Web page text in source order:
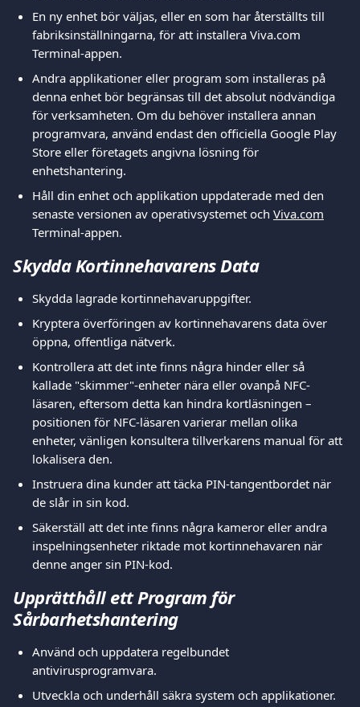
En ny enhet bör väljas, eller en som har återställts till
fabriksinställningarna, för att installera Viva.com
Terminal-appen.
Andra applikationer eller program som installeras på
denna enhet bör begränsas till det absolut nödvändiga
för verksamheten. Om du behöver installera annan
programvara, använd endast den officiella Google Play
Store eller företagets angivna lösning för
enhetshantering.
Håll din enhet och applikation uppdaterade med den
senaste versionen av operativsystemet och Viva.com
Terminal-appen.
Skydda Kortinnehavarens Data
Skydda lagrade kortinnehavaruppgifter.
Kryptera överföringen av kortinnehavarens data över
öppna, offentliga nätverk.
Kontrollera att det inte finns några hinder eller så
kallade "skimmer"-enheter nära eller ovanpå NFC-
läsaren, eftersom detta kan hindra kortläsningen –
positionen för NFC-läsaren varierar mellan olika
enheter, vänligen konsultera tillverkarens manual för att
lokalisera den.
Instruera dina kunder att täcka PIN-tangentbordet när
de slår in sin kod.
Säkerställ att det inte finns några kameror eller andra
inspelningsenheter riktade mot kortinnehavaren när
denne anger sin PIN-kod.
Upprätthåll ett Program för
Sårbarhetshantering
Använd och uppdatera regelbundet
antivirusprogramvara.
Utveckla och underhåll säkra system och applikationer.